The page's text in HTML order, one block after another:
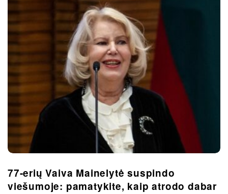
77-erių Vaiva Mainelytė suspindo
viešumoje: pamatykite, kaip atrodo dabar